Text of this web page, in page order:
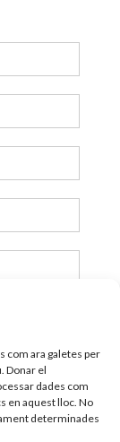
ara galetes per
Donar el
dades com
en aquest lloc. No
determinades
.